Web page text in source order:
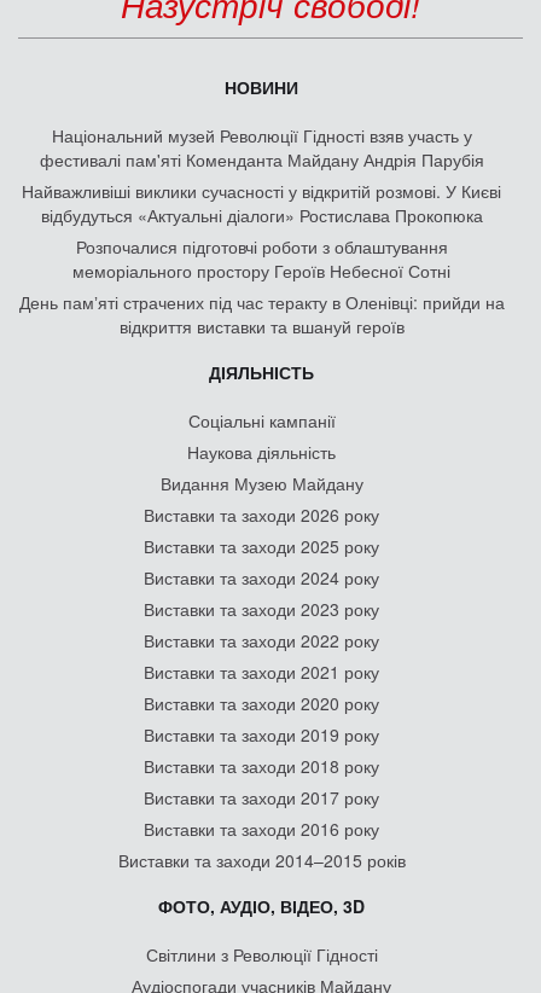
НОВИНИ
Національний музей Революції Гідності взяв участь у
фестивалі пам'яті Коменданта Майдану Андрія Парубія
Найважливіші виклики сучасності у відкритій розмові. У Києві
відбудуться «Актуальні діалоги» Ростислава Прокопюка
Розпочалися підготовчі роботи з облаштування
меморіального простору Героїв Небесної Сотні
День памʼяті страчених під час теракту в Оленівці: прийди на
відкриття виставки та вшануй героїв
ДІЯЛЬНІСТЬ
Соціальні кампанії
Наукова діяльність
Видання Музею Майдану
Виставки та заходи 2026 року
Виставки та заходи 2025 року
Виставки та заходи 2024 року
Виставки та заходи 2023 року
Виставки та заходи 2022 року
Виставки та заходи 2021 року
Виставки та заходи 2020 року
Виставки та заходи 2019 року
Виставки та заходи 2018 року
Виставки та заходи 2017 року
Виставки та заходи 2016 року
Виставки та заходи 2014–2015 років
ФОТО, АУДІО, ВІДЕО, 3D
Світлини з Революції Гідності
Аудіоспогади учасників Майдану